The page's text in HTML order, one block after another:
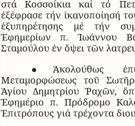
στά Κοσσοίκια καί τό
ἐξέφρασε τήν ἱκανοποίησή
ἐξυπηρέτησης μέ τήν
Ἐφημερίων π. Ἰωάννου
Σταμούλου ἐν ὄψει τῶν
●Ἀκολούθως
Μεταμορφώσεως τοῦ
Ἁγίου Δημητρίου Ῥαχῶν,
Ἐφημέριο π. Πρόδρομο
Ἐπιτρόπους γιά τρέχοντα